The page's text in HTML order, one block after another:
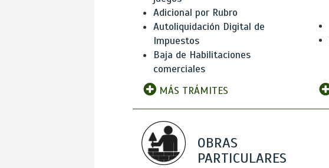
Adicional por Rubro
Autoliquidación Digital de
Impuestos
Baja de Habilitaciones
comerciales
MÁS TRÁMITES
OBRAS
PARTICULARES